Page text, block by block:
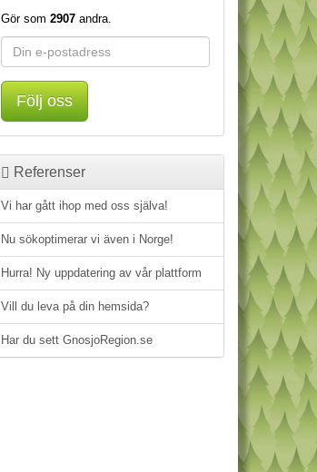
Gör som 2907andra.
Följ oss
Referenser
Vi har gått ihop med oss själva!
Nu sökoptimerar vi även i Norge!
Hurra! Ny uppdatering av vår plattform
Vill du leva på din hemsida?
Har du sett GnosjoRegion.se